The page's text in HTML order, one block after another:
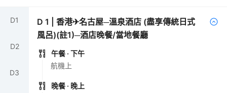
D1
D2
D3
D1 |香港✈名古屋─溫泉酒店 (盡享傳統日式
風呂)(註1)─酒店晚餐/當地餐廳
午餐 · 下午
航機上
晚餐 · 晚上